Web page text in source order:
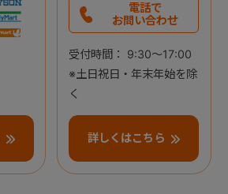
電話で
お問い合わせ
受付時間： 9:30～17:00
※土日祝日・年末年始を除
く
詳しくはこちら